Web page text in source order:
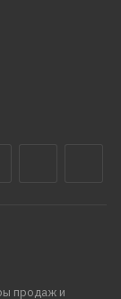
продаж и